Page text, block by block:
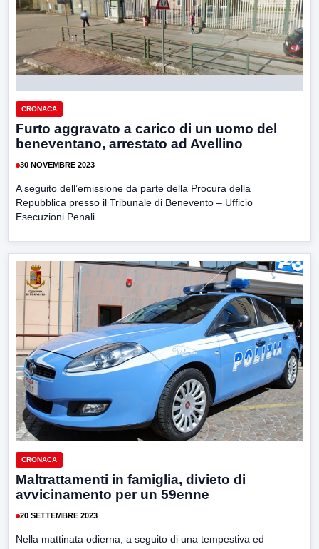
CRONACA
Furto aggravato a carico di un uomo del
beneventano, arrestato ad Avellino
30 NOVEMBRE 2023
A seguito dell’emissione da parte della Procura della
Repubblica presso il Tribunale di Benevento – Ufficio
Esecuzioni Penali...
CRONACA
Maltrattamenti in famiglia, divieto di
avvicinamento per un 59enne
20 SETTEMBRE 2023
Nella mattinata odierna, a seguito di una tempestiva ed